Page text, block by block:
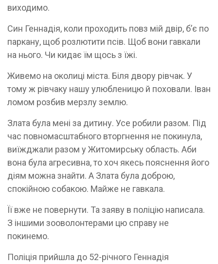
виходимо.
Син Геннадія, коли проходить повз мій двір, б’є по
паркану, щоб розлютити псів. Щоб вони гавкали
на нього. Чи кидає їм щось з їжі.
Живемо на околиці міста. Біля двору рівчак. У
тому ж рівчаку нашу улюбленицю й поховали. Іван
ломом розбив мерзлу землю.
Злата була мені за дитину. Усе робили разом. Під
час повномасштабного вторгнення не покинула,
виїжджали разом у Житомирську область. Аби
вона була агресивна, то хоч якесь пояснення його
діям можна знайти. А Злата була доброю,
спокійною собакою. Майже не гавкала.
Її вже не повернути. Та заяву в поліцію написала.
З іншими зооволонтерами цю справу не
покинемо.
Поліція прийшла до 52-річного Геннадія